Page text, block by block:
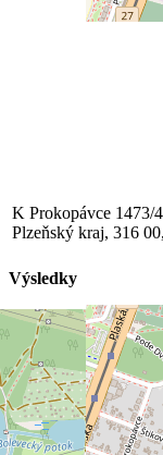
K Prokopávce 1473/
Plzeňský kraj, 316
Výsledky
Klub
SSC BOLEVEC –
SK Starý Plzenec –
SSC BOLEVEC –